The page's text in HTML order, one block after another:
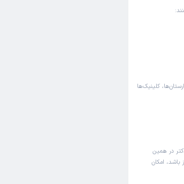
کلینیک‌ها
در همین
امکان